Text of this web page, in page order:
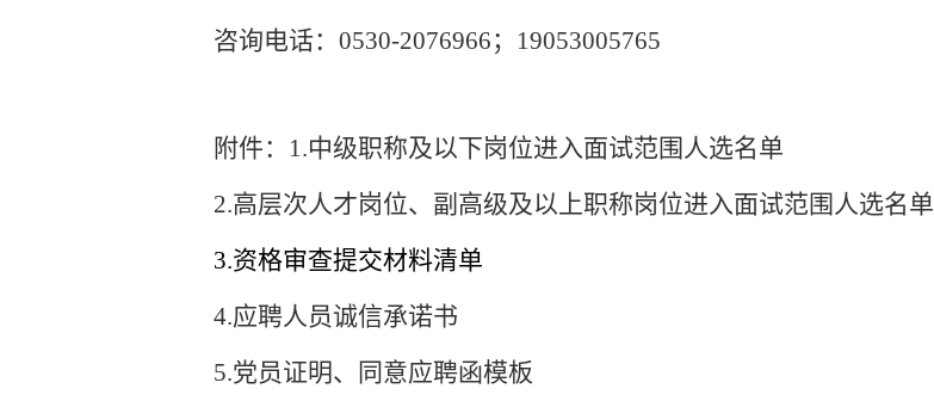
咨询电话： 0530-2076966； 19053005765
附件： 1.中级职称及以下岗位进入面试范围人选名单
2.高层次人才岗位、副高级及以上职称岗位进入面试范围人选名单
3.资格审查提交材料清单
4.应聘人员诚信承诺书
5.党员证明、同意应聘函模板